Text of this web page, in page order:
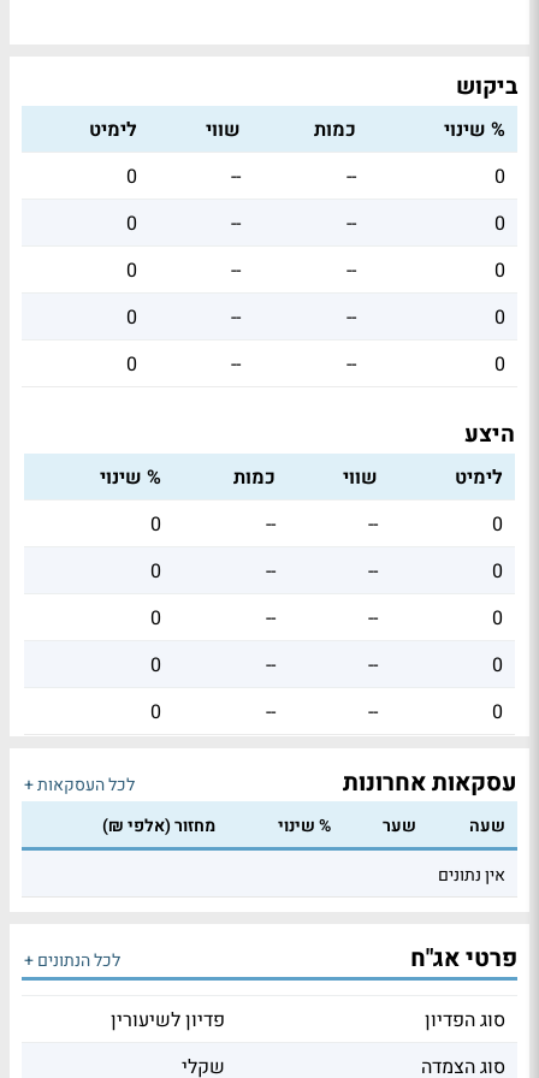
ביקוש
% שינוי כמות שווי
לימיט
0
--
--
0
0
--
--
0
0
--
--
0
0
--
--
0
0
--
--
0
היצע
לימיט שווי כמות
% שינוי
0
--
--
0
0
--
--
0
0
--
--
0
0
--
--
0
0
--
--
0
עסקאות אחרונות
לכל העסקאות +
שעה
שער % שינוי
מחזור (אלפי ₪)
אין נתונים
פרטי אג"ח לכל הנתונים +
סוג הפדיון
פדיון לשיעורין
סוג הצמדה
שקלי